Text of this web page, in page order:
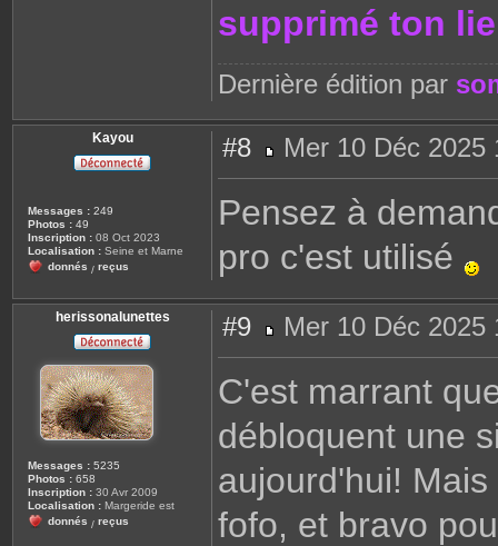
supprimé ton
Dernière édition par
Kayou
Messages : 249
Photos : 49
Inscription : 08 Oct 2023
Localisation : Seine et Marne
donnés / reçus
#8
e
Mer 10 Déc 2025
Pensez à
pro c'est utilisé
herissonalunettes
Messages : 5235
Photos : 658
Inscription : 30 Avr 2009
Localisation : Margeride est
donnés / reçus
#9
e
a
e
Mer 10 Déc 2025
C'est marrant
débloquent une
aujourd'hui!
fofo, et bravo